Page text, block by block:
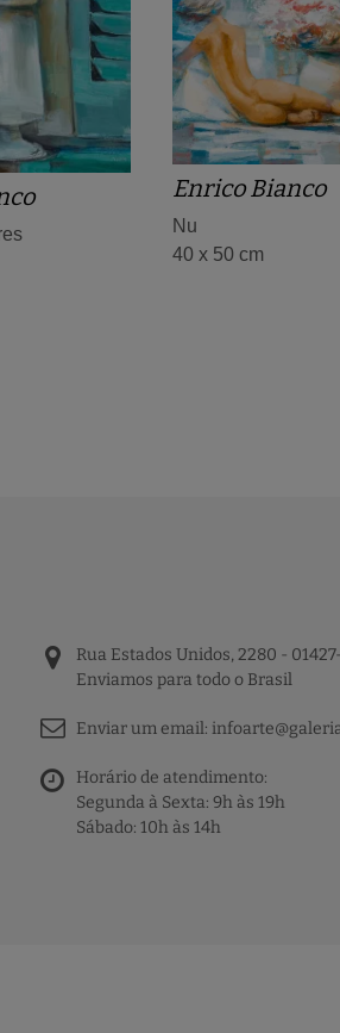
Enrico Bianco
Nu
40 x 50 cm
Rua Estados Unidos, 2280 -
Enviamos para todo o Brasil
Enviar um email:
Horário de atendimento:
Segunda à Sexta: 9h às 19h
Sábado: 10h às 14h